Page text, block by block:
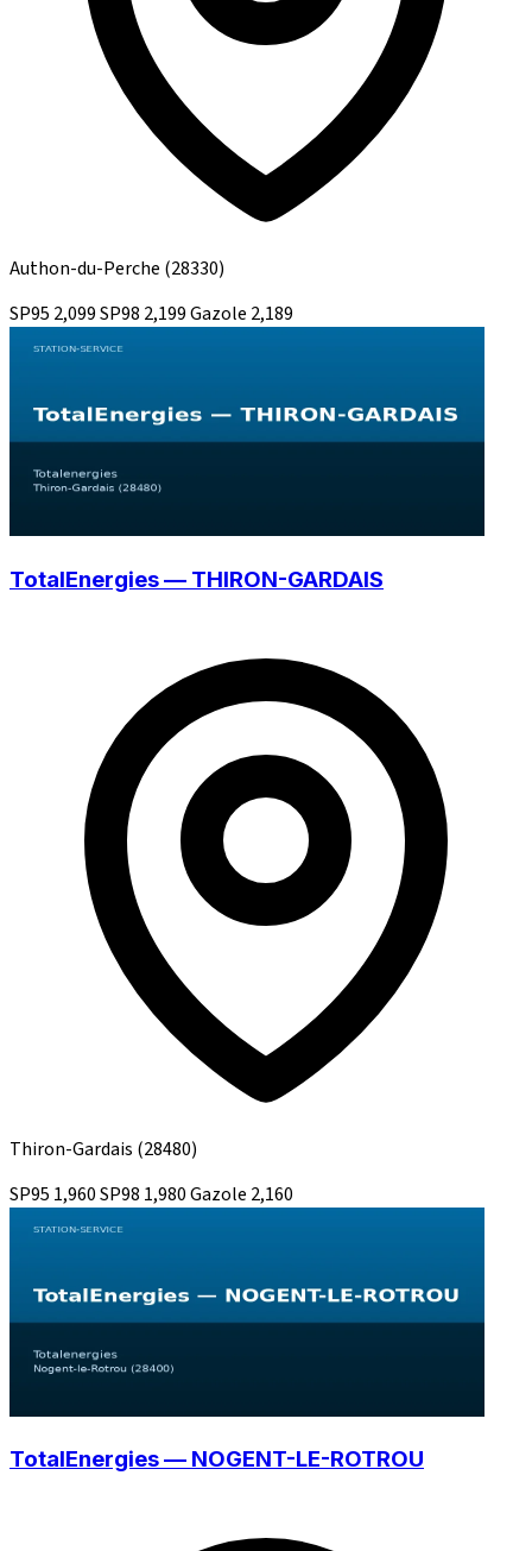
Authon-du-Perche (28330)
SP95 2,099SP98 2,199Gazole 2,189
TotalEnergies — THIRON-GARDAIS
Thiron-Gardais (28480)
SP95 1,960SP98 1,980Gazole 2,160
TotalEnergies — NOGENT-LE-ROTROU